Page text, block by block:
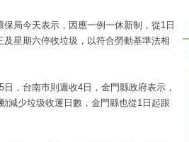
局今天表示，因應一例一休新制，從1日
星期六停收垃圾，以符合勞動基準法相
，台南市則週收4日，金門縣政府表示，
減少垃圾收運日數，金門縣也從1日起跟